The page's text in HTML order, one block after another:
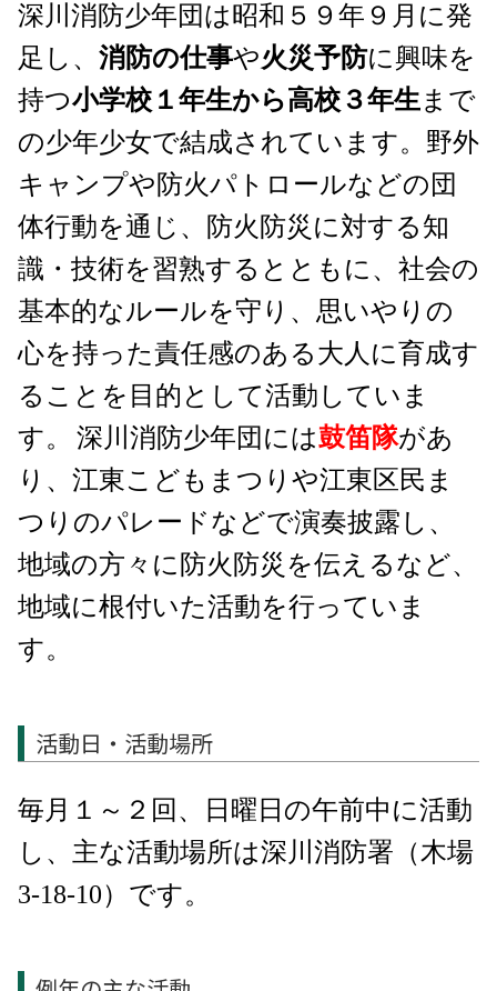
深川消防少年団は昭和５９年９月に発
足し、 消防の仕事や火災予防に興味を
持つ小学校１年生から高校３年生まで
の少年少女で結成されています。 野外
キャンプや防火パトロールなどの団
体行動を通じ、防火防災に対する知
識・技術を習熟するとともに、社会の
基本的なルールを守り、思いやりの
心を持った責任感のある大人に育成す
ることを目的として活動していま
す。
深川消防少年団には鼓笛隊があ
り、江東こどもまつりや江東区民ま
つりのパレードなどで演奏披露し、
地域の方々に防火防災を伝えるなど、
地域に根付いた活動を行っていま
す。
活動日・活動場所
毎月１～２回、日曜日の午前中に活動
し、主な活動場所は深川消防署（木場
3-18-10）です。